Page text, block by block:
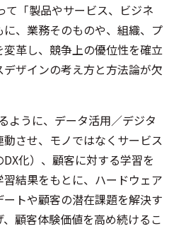
て「製品やサービス、ビジネ
、業務そのものや、組織、プ
革し、競争上の優位性を確立
ザインの考え方と方法論が欠
ように、データ活用／デジタ
させ、モノではなくサービス
化）、顧客に対する学習を
結果をもとに、ハードウェア
トや顧客の潜在課題を解決す
顧客体験価値を高め続けるこ